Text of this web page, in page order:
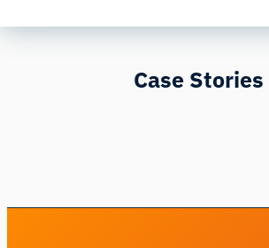
Case Stories